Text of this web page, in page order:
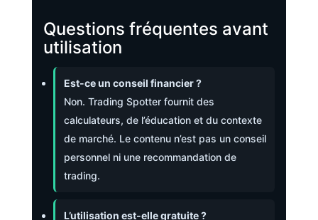
Questions fréquentes avant
utilisation
Est-ce un conseil financier ?
Non. Trading Spotter fournit des
calculateurs, de l’éducation et du contexte
de marché. Le contenu n’est pas un conseil
personnel ni une recommandation de
trading.
L’utilisation est-elle gratuite ?